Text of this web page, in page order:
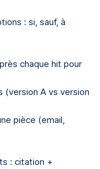
: si, sauf, à
chaque hit pour
(version A vs version
pièce (email,
: citation +